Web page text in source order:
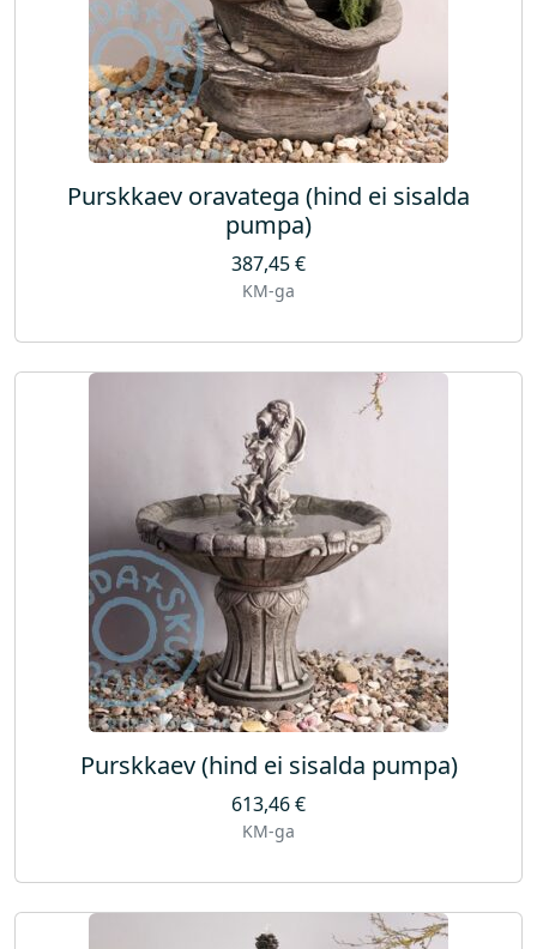
Purskkaev oravatega (hind ei sisalda
pumpa)
387,45€
KM-ga
Purskkaev (hind ei sisalda pumpa)
613,46€
KM-ga